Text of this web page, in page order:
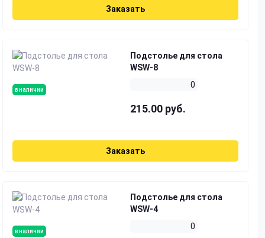
Заказать
в наличии
Подстолье для стола
WSW-8
0
215.00 руб.
Заказать
в наличии
Подстолье для стола
WSW-4
0